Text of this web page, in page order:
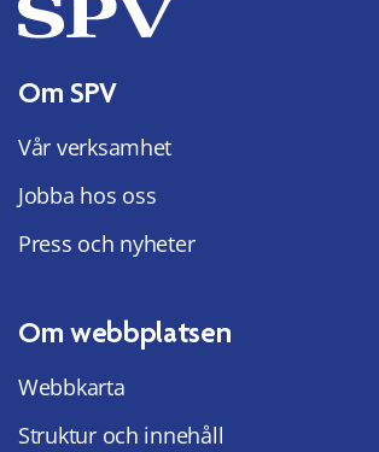
Om SPV
Vår verksamhet
Jobba hos oss
Press och nyheter
Om webbplatsen
Webbkarta
Struktur och innehåll